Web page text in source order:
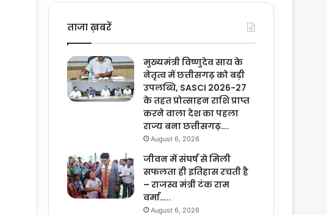
ताजा ख़बरें
मुख्यमंत्री विष्णुदेव साय के
नेतृत्व में छत्तीसगढ़ को बड़ी
उपलब्धि, SASCI 2026-27
के तहत प्रोत्साहन राशि प्राप्त
करने वाला देश का पहला
राज्य बना छत्तीसगढ़….
August 6, 2026
जीवन में संघर्ष से मिली
सफलता ही इतिहास रचती है
– राजस्व मंत्री टंक राम
वर्मा…..
August 6, 2026